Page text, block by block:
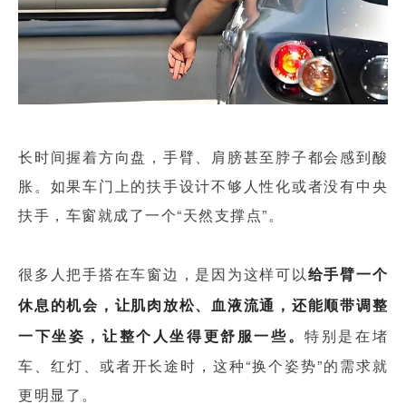
长时间握着方向盘，手臂、肩膀甚至脖子都会感到酸
胀。如果车门上的扶手设计不够人性化或者没有中央
扶手，车窗就成了一个“天然支撑点”。
很多人把手搭在车窗边，是因为这样可以给手臂一个
休息的机会，让肌肉放松、血液流通，还能顺带调整
一下坐姿，让整个人坐得更舒服一些。特别是在堵
车、红灯、或者开长途时，这种“换个姿势”的需求就
更明显了。